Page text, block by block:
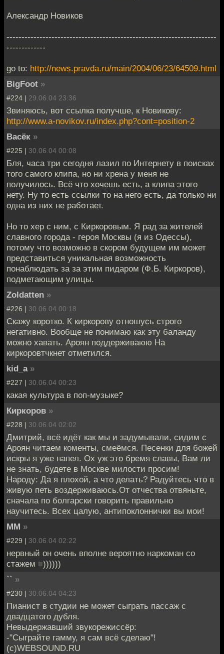
Александр Новиков
----------------------------------------------------------------------
-------------
go to: http://news.pravda.ru/main/2004/06/23/64509.html
BigFoot »
#224 | 29.06.04 23:36
Звиняюсь, вот ссылка получше, к Новикову:
http://www.a-novikov.ru/index.php?cont=position-2
Васёк »
#225 | 30.06.04 00:08
Бля, часа три сегодня лазил по Интернету в поисках
того самого клипа, но ни хрена у меня не
получилось. Всё что хочешь есть, а клипа этого
нету. Ну то есть ссылки то на него есть, да только ни
одна из них не работает.
Но то хер с ним, с Киркоровым. Я рад за жителей
славного города - героя Москвы (я из Одессы),
потому что возможно в скором будущем им может
представиться уникальная возможность
понаблюдать за за этим пидаром (Ф.Б. Киркоров),
подметающим улицы.
Zoldatten »
#226 | 30.06.04 00:18
Скажу коротко. К киркорову отношусь строго
негативно. Вообще не понимаю как эту баланду
можно хавать. Ароян поддерживаюю На
киркоровтчкнет отметился.
kid_a »
#227 | 30.06.04 00:23
какая культура в поп-музыке?
Киркоров »
#228 | 30.06.04 02:02
Дмитрий, всё идёт как мы и задумывали, сидим с
Ароян читаем коменты, смеёмся. Песенки для божей
искры я уже напел. Ох уж это бремя славы, Вам ли
не знать, будете в Москве милости просим!
Народу: Да я плохой, а что делать? Радуйтесь что в
живую петь воздерживаюсь.От отчества отвяньте,
сначала по болгарски говорить правильно
научитесь. Всех цалую, антипоклоннички вы мои!
MM »
#229 | 30.06.04 02:22
нервный он очень вполне вероятно наркоман со
стажем =))))))
`` »
#230 | 30.06.04 04:23
Пианист в студии не может сыграть пассаж с
двадцатого дубля.
Невыдержавший звукорежиссёр:
-"Сыграйте гамму, я сам всё сделаю"!
(с)WEBSOUND.RU